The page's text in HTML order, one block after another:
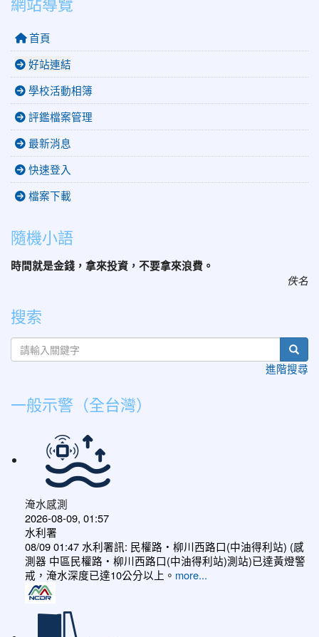
首頁
好站連結
學校活動相簿
評鑑檔案管理
最新消息
快速登入
檔案下載
隨機小語
時間就是金錢，拿來投資，不要拿來浪費。
佚名
搜索
進階搜尋
一般示警（全台灣）
淹水感測
2026-08-09, 01:57
水利署
08/09 01:47 水利署訊: 民權路‧柳川西路口(中油得利站) (感
測器 中區民權路‧柳川西路口(中油得利站)測站)已達黃燈警
戒，淹水深度已達10公分以上。​​​ more...